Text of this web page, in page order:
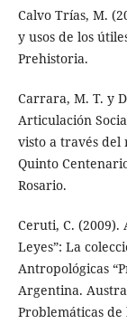
Calvo Trías, M.
y usos de los
Prehistoria.
Carrara, M. T. y
Articulación
visto a través del
Quinto
Rosario.
Ceruti, C.
Leyes”: La
Antropológicas
Argentina.
Problemáticas